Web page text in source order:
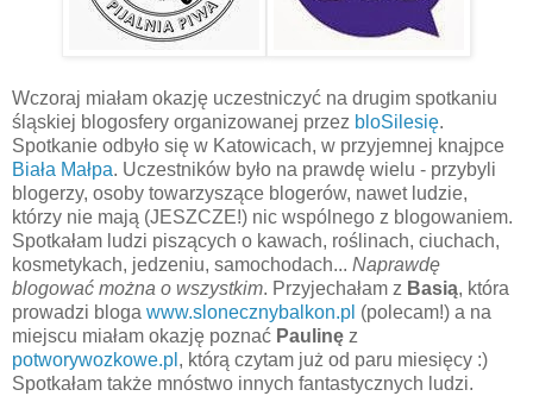
Wczoraj miałam okazję uczestniczyć na drugim spotkaniu
śląskiej blogosfery organizowanej przez bloSilesię.
Spotkanie odbyło się w Katowicach, w przyjemnej knajpce
Biała Małpa. Uczestników było na prawdę wielu - przybyli
blogerzy, osoby towarzyszące blogerów, nawet ludzie,
którzy nie mają (JESZCZE!) nic wspólnego z blogowaniem.
Spotkałam ludzi piszących o kawach, roślinach, ciuchach,
kosmetykach, jedzeniu, samochodach... Naprawdę
blogować można o wszystkim. Przyjechałam z Basią, która
prowadzi bloga www.slonecznybalkon.pl (polecam!) a na
miejscu miałam okazję poznać Paulinę z
potworywozkowe.pl , którą czytam już od paru miesięcy :)
Spotkałam także mnóstwo innych fantastycznych ludzi.